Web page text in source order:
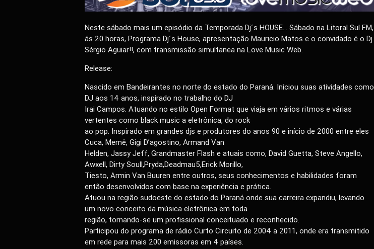
Neste sábado mais um episódio da Temporada Dj´s HOUSE… Sábado na Litoral Sul FM,
ás 20 horas, Programa Dj´s House, apresentação Mauricio Matos e o convidado é o Dj
Sérgio Aguiar!!, com transmissão simultanea na Love Music Web.
Release:
Nascido em Bandeirantes no norte do estado do Paraná. Iniciou suas atividades como
DJ aos 14 anos, inspirado no trabalho do DJ
Irai Campos. Atuando no estilo Open Format que viaja em vários ritmos e várias
vertentes como black music a eletrônica, do rock
ao pop. Inspirado em grandes djs e produtores do anos 90 e início de 2000 entre eles
Cuca, Memê, Gigi D’agostino, Armand Van
Helden, Jassy Jeff, Grandmaster Flash e atuais como, David Guetta, Steve Angello,
Awxell, Dirty Soull,Pryda,Deadmau5,Erick Morillo,
Tiesto, Armin Van Buuren entre outros, seus conhecimentos e habilidades foram
então desenvolvidos com base na experiência e prática.
Atuou na região sudoeste do estado do Paraná onde sua carreira expandiu, levando
um novo conceito da música eletrônica em toda
região, tornando-se um profissional conceituado e reconhecido.
Participou do programa de rádio Curto Circuito de 2004 a 2011, onde era transmitido
em rede para mais 200 emissoras em 4 países.